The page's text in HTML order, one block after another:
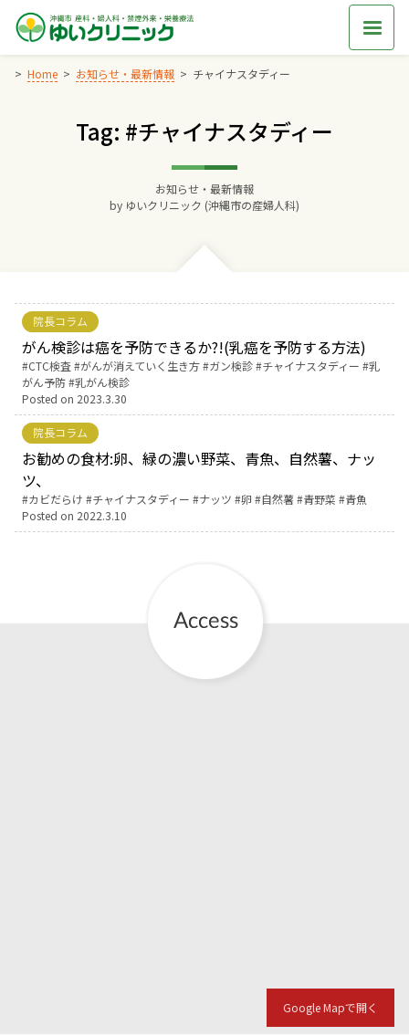
Skip
content
Home お知らせ・最新情報 チャイナスタディー
Tag: #チャイナスタディー
お知らせ・最新情報
by ゆいクリニック (沖縄市の産婦人科)
院長コラム
がん検診は癌を予防できるか?!(乳癌を予防する方法)
Tags:
CTC検査 がんが消えていく生き方 ガン検診 チャイナスタディー
乳
がん予防 乳がん検診
Posted on 2023.3.30
院長コラム
お勧めの食材:卵、緑の濃い野菜、青魚、自然薯、ナッ
ツ、
Tags:
カビだらけ チャイナスタディー ナッツ 卵 自然薯 青野菜
青魚
Posted on 2022.3.10
Google Mapで開く
Home
交通アクセス
診療料金
親と子の結びつき支援
その他の診療内容